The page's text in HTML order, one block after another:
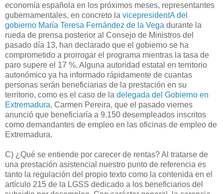
economía española en los próximos meses, representantes
gubernamentales, en concreto la vicepresidentA del
gobierno María Teresa Fernández de la Vega durante la
rueda de prensa posterior al Consejo de Ministros del
pasado día 13, han declarado que el gobierno se ha
comprometido a prorrogar el programa mientras la tasa de
paro supere el 17 %. Alguna autoridad estatal en territorio
autonómico ya ha informado rápidamente de cuantas
personas serán beneficiarias de la prestación en su
territorio, como es el caso de la delegada del Gobierno en
Extremadura, Carmen Pereira, que el pasado viernes
anunció que beneficiaría a 9.150 desempleados inscritos
como demandantes de empleo en las oficinas de empleo de
Extremadura.
C) ¿Qué se entiende por carecer de rentas? Al tratarse de
una prestación asistencial nuestro punto de referencia es
tanto la regulación del propio texto como la contenida en el
artículo 215 de la LGSS dedicado a los beneficiarios del